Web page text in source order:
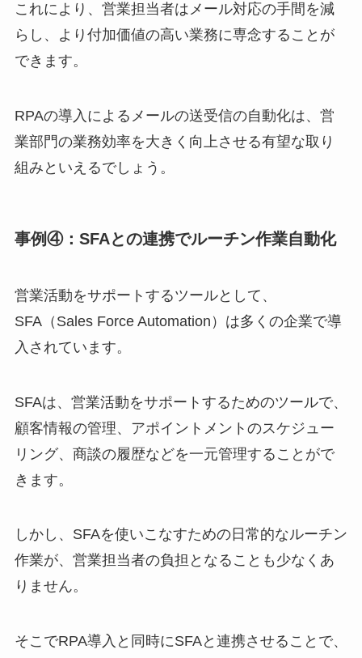
これにより、営業担当者はメール対応の手間を減
らし、より付加価値の高い業務に専念することが
できます。
RPAの導入によるメールの送受信の自動化は、営
業部門の業務効率を大きく向上させる有望な取り
組みといえるでしょう。
事例④：SFAとの連携でルーチン作業自動化
営業活動をサポートするツールとして、
SFA（Sales Force Automation）は多くの企業で導
入されています。
SFAは、営業活動をサポートするためのツールで、
顧客情報の管理、アポイントメントのスケジュー
リング、商談の履歴などを一元管理することがで
きます。
しかし、SFAを使いこなすための日常的なルーチン
作業が、営業担当者の負担となることも少なくあ
りません。
そこでRPA導入と同時にSFAと連携させることで、